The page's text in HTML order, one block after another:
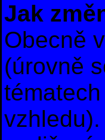
Jak
Obecně
(úrovně